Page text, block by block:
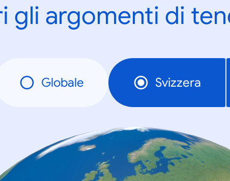
gli argomenti di
Globale Svizzera